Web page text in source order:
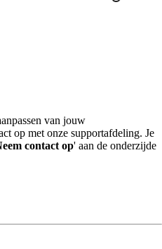
van jouw
op met onze supportafdeling. Je
contact op' aan de onderzijde